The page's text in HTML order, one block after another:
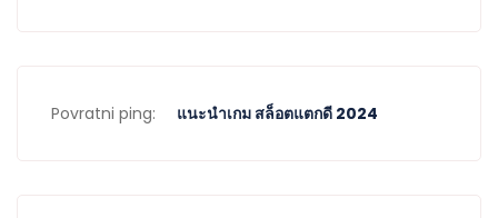
Povratni ping: แนะนำเกม สล็อตแตกดี 2024